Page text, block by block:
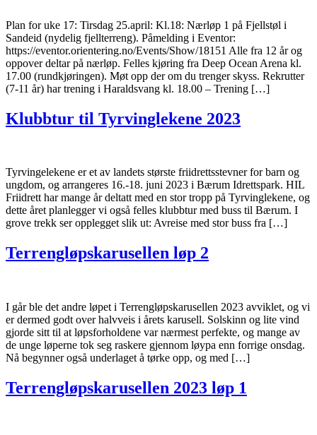
Plan for uke 17: Tirsdag 25.april: Kl.18: Nærløp 1 på Fjellstøl i
Sandeid (nydelig fjellterreng). Påmelding i Eventor:
https://eventor.orientering.no/Events/Show/18151 Alle fra 12 år og
oppover deltar på nærløp. Felles kjøring fra Deep Ocean Arena kl.
17.00 (rundkjøringen). Møt opp der om du trenger skyss. Rekrutter
(7-11 år) har trening i Haraldsvang kl. 18.00 – Trening […]
Klubbtur til Tyrvinglekene 2023
Tyrvingelekene er et av landets største friidrettsstevner for barn og
ungdom, og arrangeres 16.-18. juni 2023 i Bærum Idrettspark. HIL
Friidrett har mange år deltatt med en stor tropp på Tyrvinglekene, og
dette året planlegger vi også felles klubbtur med buss til Bærum. I
grove trekk ser opplegget slik ut: Avreise med stor buss fra […]
Terrengløpskarusellen løp 2
I går ble det andre løpet i Terrengløpskarusellen 2023 avviklet, og vi
er dermed godt over halvveis i årets karusell. Solskinn og lite vind
gjorde sitt til at løpsforholdene var nærmest perfekte, og mange av
de unge løperne tok seg raskere gjennom løypa enn forrige onsdag.
Nå begynner også underlaget å tørke opp, og med […]
Terrengløpskarusellen 2023 løp 1